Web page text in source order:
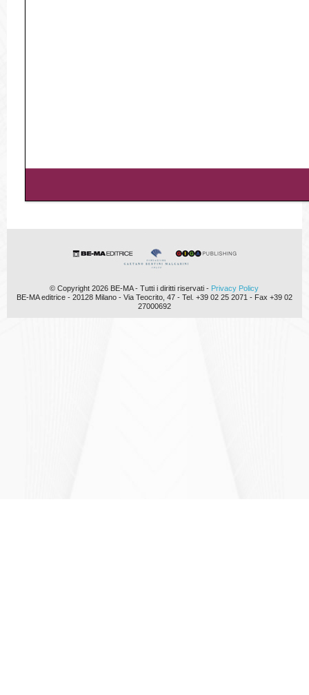
© Copyright 2026 BE-MA - Tutti i diritti riservati - Privacy Policy
BE-MA editrice - 20128 Milano - Via Teocrito, 47 - Tel. +39 02 25 2071 - Fax +39 02
27000692